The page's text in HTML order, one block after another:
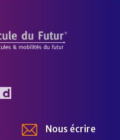
Nous écrire